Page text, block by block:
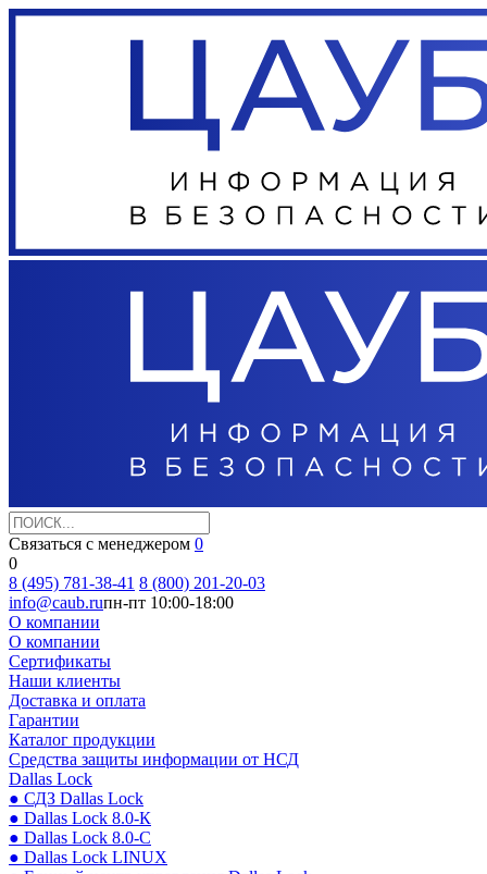
Связаться с менеджером 0
0
8 (495) 781-38-41 8 (800) 201-20-03
info@caub.ruпн-пт 10:00-18:00
О компании
О компании
Сертификаты
Наши клиенты
Доставка и оплата
Гарантии
Каталог продукции
Средства защиты информации от НСД
Dallas Lock
● СДЗ Dallas Lock
● Dallas Lock 8.0-К
● Dallas Lock 8.0-С
● Dallas Lock LINUX